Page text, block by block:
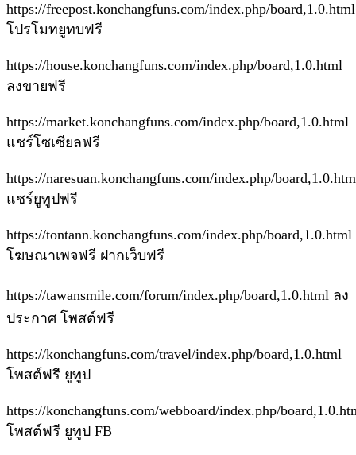
https://freepost.konchangfuns.com/index.php/
โปรโมทยูทบฟรี
https://house.konchangfuns.com/index.php/board,1.0.html
ลงขายฟรี
https://market.konchangfuns.com/index.php/board,1.0.html
แชร์โซเซียลฟรี
https://naresuan.konchangfuns.com/index.php/
แชร์ยูทูปฟรี
https://tontann.konchangfuns.com/index.php/board,1.0.html
โฆษณาเพจฟรี ฝากเว็บฟรี
https://tawansmile.com/forum/index.php/board,1.0.html ลง
ประกาศ โพสต์ฟรี
https://konchangfuns.com/travel/index.php/board,1.0.html
โพสต์ฟรี ยูทูป
https://konchangfuns.com/webboard/index.php/
โพสต์ฟรี ยูทูป FB